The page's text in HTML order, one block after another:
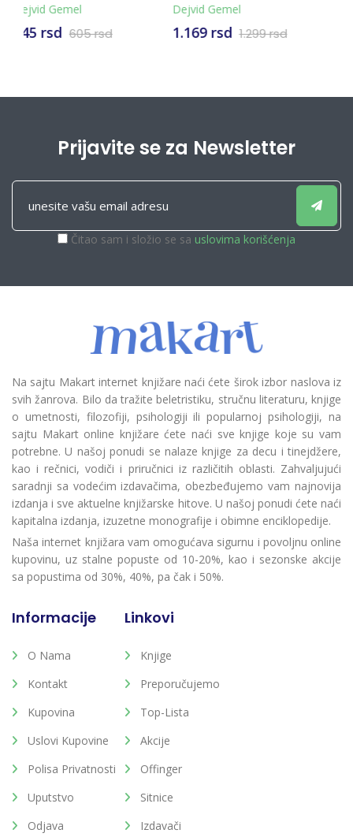
rsd 1.299 rsd
Dejvid Gemel
899 rsd 1.169 rsd
Prijavite se za Newsletter
Čitao sam i složio se sa uslovima korišćenja
Na sajtu Makart internet knjižare naći ćete širok izbor naslova iz
svih žanrova. Bilo da tražite beletristiku, stručnu literaturu, knjige
o umetnosti, filozofiji, psihologiji ili popularnoj psihologiji, na
sajtu Makart online knjižare ćete naći sve knjige koje su vam
potrebne. U našoj ponudi se nalaze knjige za decu i tinejdžere,
kao i rečnici, vodiči i priručnici iz različitih oblasti. Zahvaljujući
saradnji sa vodećim izdavačima, obezbeđujemo vam najnovija
izdanja i sve aktuelne knjižarske hitove. U našoj ponudi ćete naći
kapitalna izdanja, izuzetne monografije i obimne enciklopedije.
Naša internet knjižara vam omogućava sigurnu i povoljnu online
kupovinu, uz stalne popuste od 10-20%, kao i sezonske akcije
sa popustima od 30%, 40%, pa čak i 50%.
Informacije
O Nama
Kontakt
Kupovina
Uslovi Kupovine
Polisa Privatnosti
Uputstvo
Odjava
Linkovi
Knjige
Preporučujemo
Top-Lista
Akcije
Offinger
Sitnice
Izdavači